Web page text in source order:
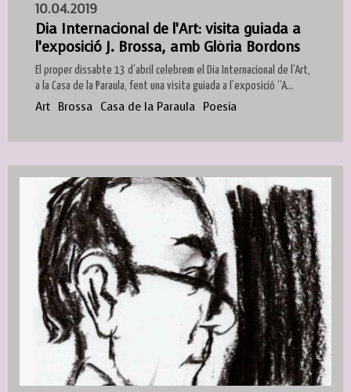
10.04.2019
Dia Internacional de l’Art: visita guiada a
l’exposició J. Brossa, amb Glòria Bordons
El proper dissabte 13 d’abril celebrem el Dia Internacional de l’Art,
a la Casa de la Paraula, fent una visita guiada a l’exposició “A...
Art Brossa Casa de la Paraula Poesia